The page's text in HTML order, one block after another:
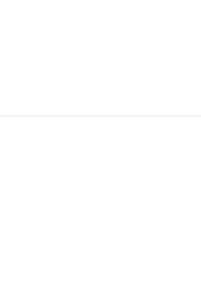
会社T.M.O.